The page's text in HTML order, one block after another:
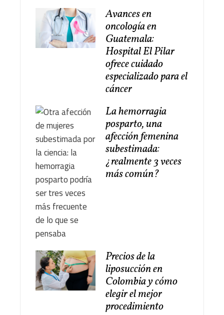
Avances en
oncología en
Guatemala:
Hospital El Pilar
ofrece cuidado
especializado para el
cáncer
La hemorragia
posparto, una
afección femenina
subestimada:
¿realmente 3 veces
más común?
Precios de la
liposucción en
Colombia y cómo
elegir el mejor
procedimiento